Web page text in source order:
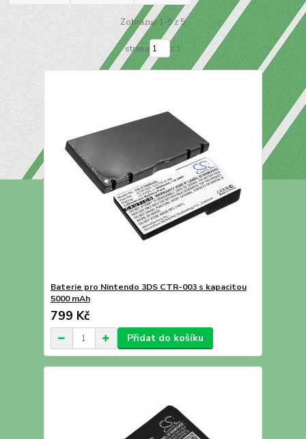
Zobrazuji 1-5 z 5
strana z 1
Baterie pro Nintendo 3DS CTR-003 s kapacitou
5000 mAh
799 Kč
Přidat do košíku